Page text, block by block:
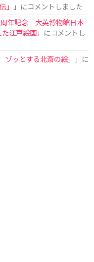
」
」にコメントしました
年記念 大英博物館日本
江戸絵画」にコメントし
ッとする北斎の絵」
」に